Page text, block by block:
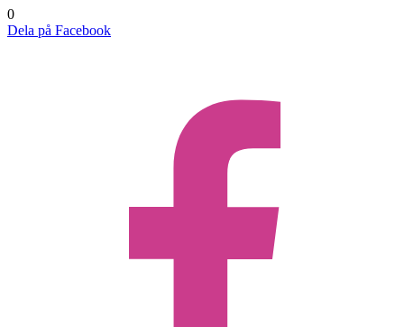
0
Dela på Facebook